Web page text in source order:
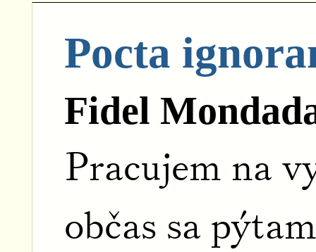
Pocta
Fidel
Pracujem na
občas sa